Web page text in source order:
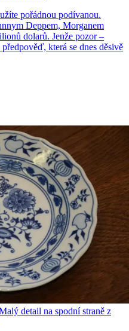
pořádnou podívanou.
Deppem, Morganem
dolarů. Jenže pozor –
která se dnes děsivě
detail na spodní straně z